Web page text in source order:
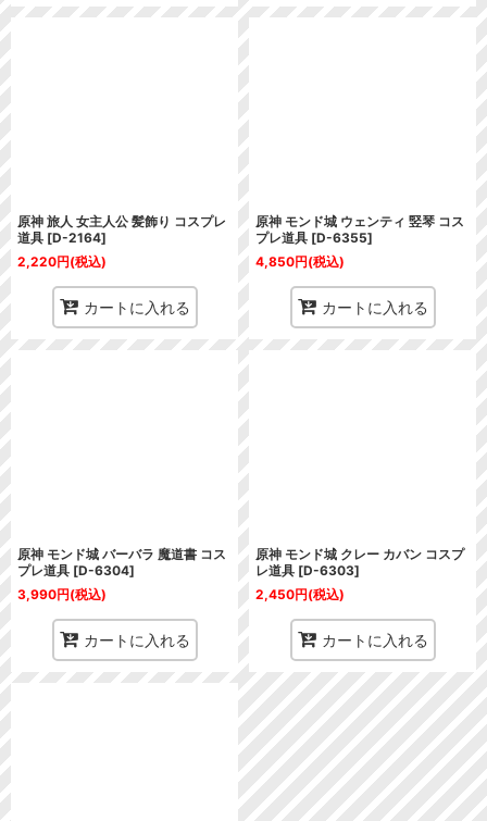
原神 旅人 女主人公 髪飾り コスプレ
道具 [D-2164]
2,220円(税込)
カートに入れる
原神 モンド城 ウェンティ 竪琴 コス
プレ道具 [D-6355]
4,850円(税込)
カートに入れる
原神 モンド城 バーバラ 魔道書 コス
プレ道具 [D-6304]
3,990円(税込)
カートに入れる
原神 モンド城 クレー カバン コスプ
レ道具 [D-6303]
2,450円(税込)
カートに入れる